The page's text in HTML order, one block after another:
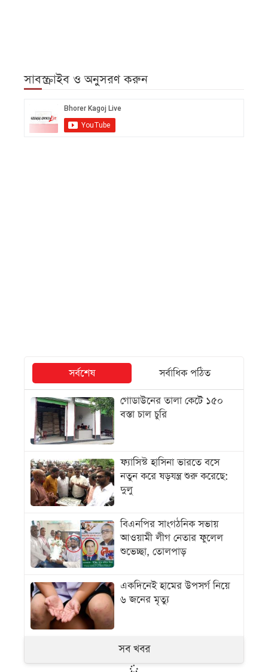
সাবস্ক্রাইব ও অনুসরণ করুন
সর্বশেষ
সর্বাধিক পঠিত
গোডাউনের তালা কেটে ১৫০
বস্তা চাল চুরি
ফ্যাসিস্ট হাসিনা ভারতে বসে
নতুন করে ষড়যন্ত্র শুরু করেছে:
দুলু
বিএনপির সাংগঠনিক সভায়
আওয়ামী লীগ নেতার ফুলেল
শুভেচ্ছা, তোলপাড়
একদিনেই হামের উপসর্গ নিয়ে
৬ জনের মৃত্যু
সব খবর